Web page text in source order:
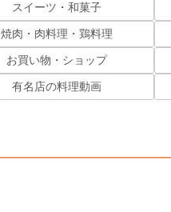
スイーツ・和菓子
焼肉・肉料理・鶏料理
お買い物・ショップ
有名店の料理動画